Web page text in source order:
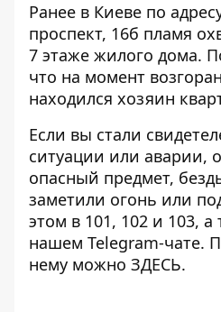
Ранее в Киеве по
проспект, 16б пламя
7 этаже жилого дома.
что на момент
находился хозяин
Если вы стали
ситуации или аварии,
опасный предмет,
заметили огонь или
этом в 101, 102 и 103,
нашем Telegram-чате.
нему можно ЗДЕСЬ.